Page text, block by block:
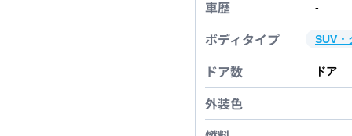
車歴 -
ボディタイプ SUV・
ドア数 ドア
外装色